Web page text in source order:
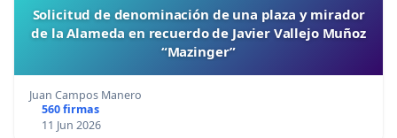
Solicitud de denominación de una plaza y mirador
de la Alameda en recuerdo de Javier Vallejo Muñoz
“Mazinger”
Juan Campos Manero
560 firmas
11 Jun 2026